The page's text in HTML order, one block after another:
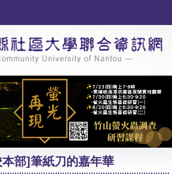
部]筆紙刀的嘉年華